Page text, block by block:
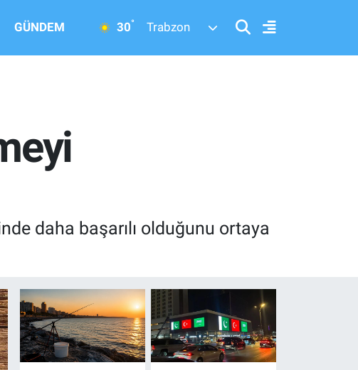
GÜNDEM 30° Trabzon
daha başarılı olduğunu ortaya